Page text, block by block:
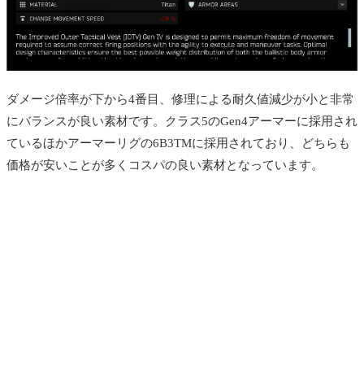
ダメージ倍率が下から4番目、修理による耐久値減少が小と非常
にバランスが良い素材です。クラス5のGen4アーマーに採用され
ているほかアーマーリグの6B3TMに採用されており、どちらも
価格が安いことが多くコスパの良い素材となっています。